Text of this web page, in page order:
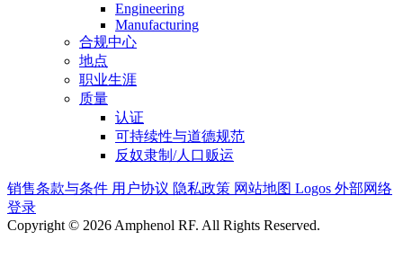
Engineering
Manufacturing
合规中心
地点
职业生涯
质量
认证
可持续性与道德规范
反奴隶制/人口贩运
销售条款与条件 用户协议 隐私政策 网站地图 Logos 外部网络
登录
Copyright © 2026 Amphenol RF. All Rights Reserved.